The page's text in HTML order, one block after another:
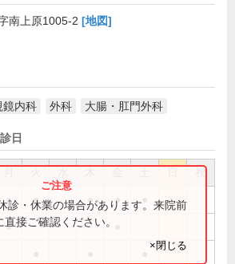
南上原1005-2 [地図]
鏡内科 外科 大腸・肛門外科
日
祝
● ● ● ●
●
診・休業の場合があります。来院前
接ご確認ください。
×閉じる